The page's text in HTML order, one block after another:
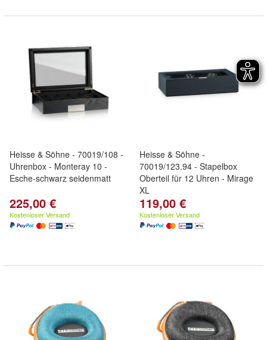
Heisse & Söhne - 70019/108 -
Uhrenbox - Monteray 10 -
Esche-schwarz seidenmatt
225,00 €
Kostenloser Versand
Heisse & Söhne -
70019/123.94 - Stapelbox
Oberteil für 12 Uhren - Mirage
XL
119,00 €
Kostenloser Versand